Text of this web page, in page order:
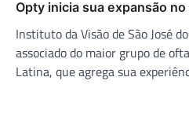
Opty inicia sua expansão
Instituto da Visão de São José
associado do maior grupo de
Latina, que agrega sua